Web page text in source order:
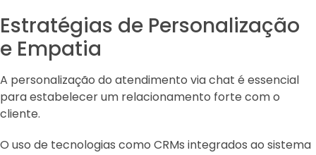
Estratégias de Personalização
e Empatia
A personalização do atendimento via chat é essencial
para estabelecer um relacionamento forte com o
cliente.
O uso de tecnologias como CRMs integrados ao sistema